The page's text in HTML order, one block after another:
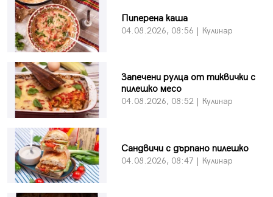
Пиперена каша
04.08.2026, 08:56 | Кулинар
Запечени рулца от тиквички с
пилешко месо
04.08.2026, 08:52 | Кулинар
Сандвичи с дърпано пилешко
04.08.2026, 08:47 | Кулинар